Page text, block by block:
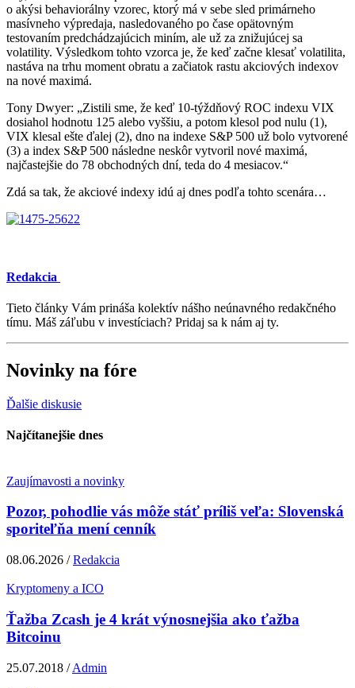
o akýsi behaviorálny vzorec, ktorý má v sebe sled primárneho
masívneho výpredaja, nasledovaného po čase opätovným
testovaním predchádzajúcich miním, ale už za znižujúcej sa
volatility. Výsledkom tohto vzorca je, že keď začne klesať volatilita,
nastáva na trhu moment obratu a začiatok rastu akciových indexov
na nové maximá.
Tony Dwyer: „Zistili sme, že keď 10-týždňový ROC indexu VIX
dosiahol hodnotu 125 alebo vyššiu, a potom klesol pod nulu (1),
VIX klesal ešte ďalej (2), dno na indexe S&P 500 už bolo vytvorené
(3) a index S&P 500 následne neskôr vytvoril nové maximá,
najčastejšie do 78 obchodných dní, teda do 4 mesiacov.“
Zdá sa tak, že akciové indexy idú aj dnes podľa tohto scenára…
Redakcia
Tieto články Vám prináša kolektív nášho neúnavného redakčného
tímu. Máš záľubu v investíciach? Pridaj sa k nám aj ty.
Novinky na fóre
Ďalšie diskusie
Najčítanejšie dnes
Zaujímavosti a novinky
Pozor, pohodlie vás môže stáť príliš veľa: Slovenská
sporiteľňa mení cenník
08.06.2026 /Redakcia
Kryptomeny a ICO
Ťažba Zcash je 4 krát výnosnejšia ako ťažba
Bitcoinu
25.07.2018 /Admin